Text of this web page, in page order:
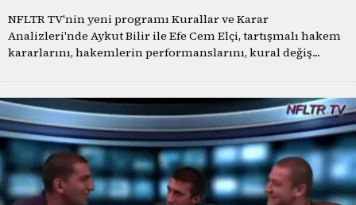
NFLTR TV'nin yeni programı Kurallar ve Karar
Analizleri'nde Aykut Bilir ile Efe Cem Elçi, tartışmalı hakem
kararlarını, hakemlerin performanslarını, kural değiş...